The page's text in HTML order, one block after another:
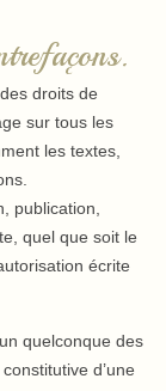
droits de
sur tous les
les textes,
publication,
quel que soit le
écrite
quelconque des
d’une